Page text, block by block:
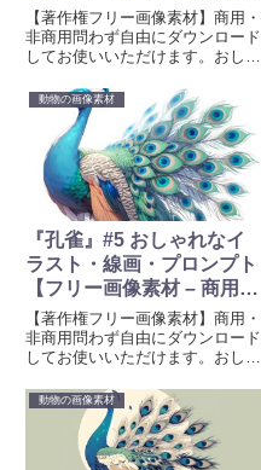
– 商用利用可】
【著作権フリー画像素材】商用・
非商用問わず自由にダウンロード
してお使いいただけます。おしゃ
を無料素材として提供していま
す。待ち受け、壁紙、創作、プロ
ジェクトや創造的な取り組みに彩
りを加えるために、ぜひお使いく
ださい。画像生成時のプロンプト
も掲載しています。
動物の画像素材
『孔雀』#5 おしゃれなイ
ラスト・線画・プロンプト
【フリー画像素材 – 商用利
用可】
【著作権フリー画像素材】商用・
非商用問わず自由にダウンロード
してお使いいただけます。おしゃ
画を無料素材として提供していま
す。待ち受け、壁紙、創作、プロ
ジェクトや創造的な取り組みに彩
りを加えるために、ぜひお使いく
動物の画像素材